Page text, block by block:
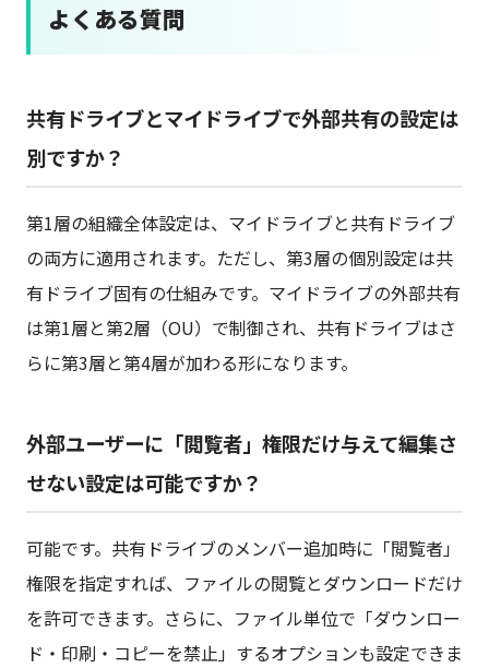
よくある質問
共有ドライブとマイドライブで外部共有の設定は
別ですか？
第1層の組織全体設定は、マイドライブと共有ドライブ
の両方に適用されます。ただし、第3層の個別設定は共
有ドライブ固有の仕組みです。マイドライブの外部共有
は第1層と第2層（OU）で制御され、共有ドライブはさ
らに第3層と第4層が加わる形になります。
外部ユーザーに「閲覧者」権限だけ与えて編集さ
せない設定は可能ですか？
可能です。共有ドライブのメンバー追加時に「閲覧者」
権限を指定すれば、ファイルの閲覧とダウンロードだけ
を許可できます。さらに、ファイル単位で「ダウンロー
ド・印刷・コピーを禁止」するオプションも設定できま